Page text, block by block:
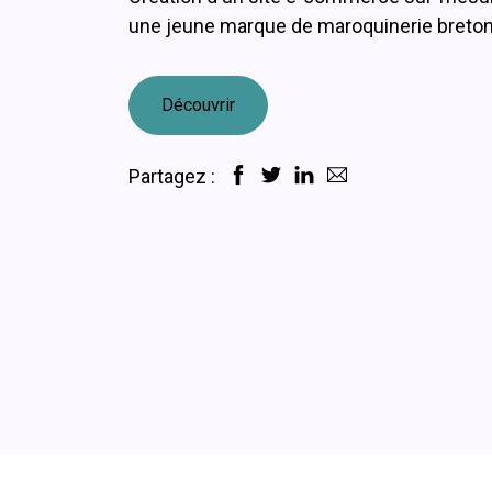
une jeune marque de maroquinerie
Découvrir
Partagez :